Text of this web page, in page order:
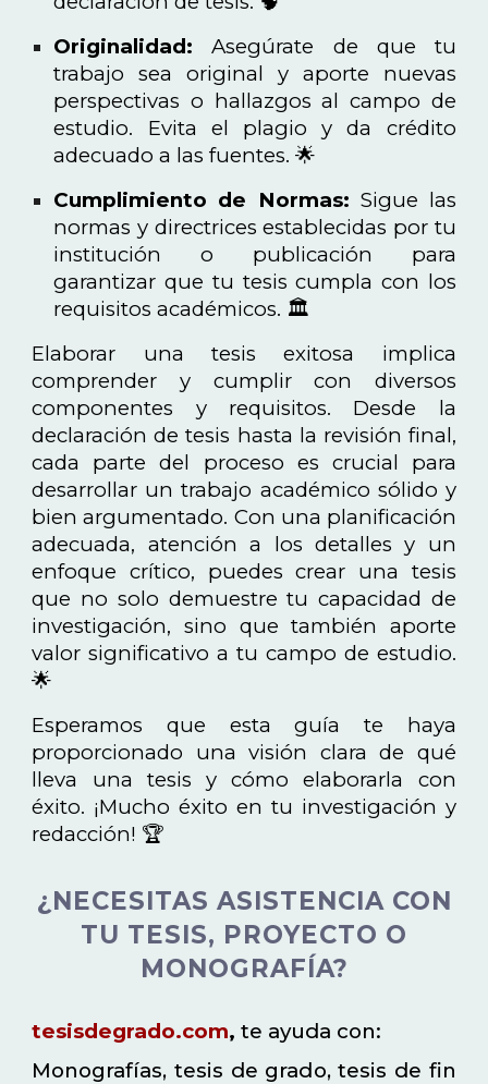
Originalidad: Asegúrate de que tu
trabajo sea original y aporte nuevas
perspectivas o hallazgos al campo de
estudio. Evita el plagio y da crédito
adecuado a las fuentes. 🌟
Cumplimiento de Normas: Sigue las
normas y directrices establecidas por tu
institución o publicación para
garantizar que tu tesis cumpla con los
requisitos académicos. 🏛️
Elaborar una tesis exitosa implica
comprender y cumplir con diversos
componentes y requisitos. Desde la
declaración de tesis hasta la revisión final,
cada parte del proceso es crucial para
desarrollar un trabajo académico sólido y
bien argumentado. Con una planificación
adecuada, atención a los detalles y un
enfoque crítico, puedes crear una tesis
que no solo demuestre tu capacidad de
investigación, sino que también aporte
valor significativo a tu campo de estudio.
🌟
Esperamos que esta guía te haya
proporcionado una visión clara de qué
lleva una tesis y cómo elaborarla con
éxito. ¡Mucho éxito en tu investigación y
redacción! 🏆
¿NECESITAS ASISTENCIA CON
TU TESIS, PROYECTO O
MONOGRAFÍA?
tesisdegrado.com, te ayuda con:
Monografías, tesis de grado, tesis de fin